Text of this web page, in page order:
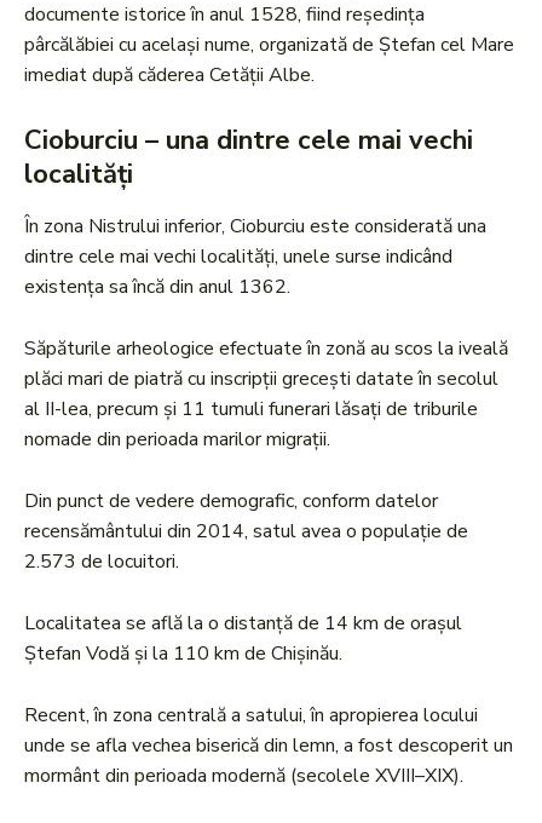
documente istorice în anul 1528, fiind reședința
pârcălăbiei cu același nume, organizată de Ștefan cel Mare
imediat după căderea Cetății Albe.
Cioburciu – una dintre cele mai vechi
localități
În zona Nistrului inferior, Cioburciu este considerată una
dintre cele mai vechi localități, unele surse indicând
existența sa încă din anul 1362.
Săpăturile arheologice efectuate în zonă au scos la iveală
plăci mari de piatră cu inscripții grecești datate în secolul
al II-lea, precum și 11 tumuli funerari lăsați de triburile
nomade din perioada marilor migrații.
Din punct de vedere demografic, conform datelor
recensământului din 2014, satul avea o populație de
2.573 de locuitori.
Localitatea se află la o distanță de 14 km de orașul
Ștefan Vodă și la 110 km de Chișinău.
Recent, în zona centrală a satului, în apropierea locului
unde se afla vechea biserică din lemn, a fost descoperit un
mormânt din perioada modernă (secolele XVIII–XIX).